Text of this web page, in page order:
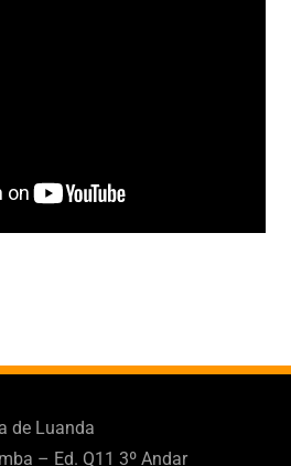
de Luanda
– Ed. Q11 3º Andar